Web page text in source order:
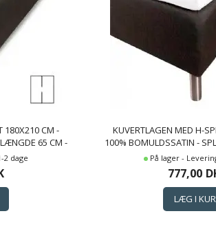
180X210 CM -
65 CM -
-
LAGEN
2 dage
KUVERTLAGEN MED H-
100% BOMULDSSATIN -
HVIDT LAGEN TIL
COTTON CLOUD
På lager -
777,00